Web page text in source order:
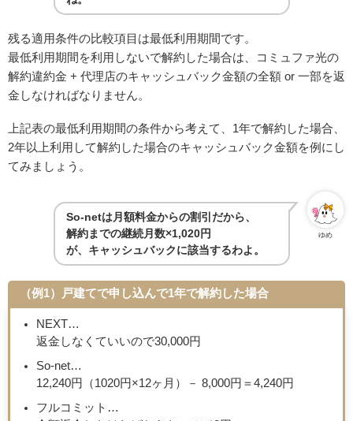
残る適用条件の比較項目は最低利用期間です。
最低利用期間を利用しないで解約した場合は、コミュファ光の
解約違約金 + 代理店のキャッシュバック金額の全額 or 一部を返
金しなければなりません。
上記表の最低利用期間の条件から考えて、1年で解約した場合、
2年以上利用して解約した場合のキャッシュバック金額を例にし
てみましょう。
ゆめ
So-netは月額料金からの割引だから、
解約までの継続月数×1,020円
が、キャッシュバックに該当するわよ。
（例1）戸建てで申し込んで1年で解約した場合
NEXT…
返金しなくていいので30,000円
So-net…
12,240円（1020円×12ヶ月）－ 8,000円＝4,240円
フルコミット…